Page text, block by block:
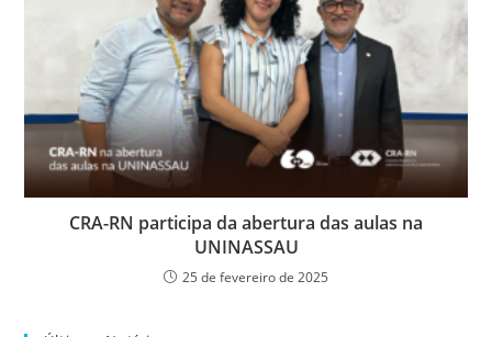
CRA-RN participa da abertura das aulas na
UNINASSAU
25 de fevereiro de 2025